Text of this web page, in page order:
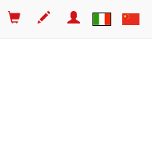
Login
Registrati
Carrello